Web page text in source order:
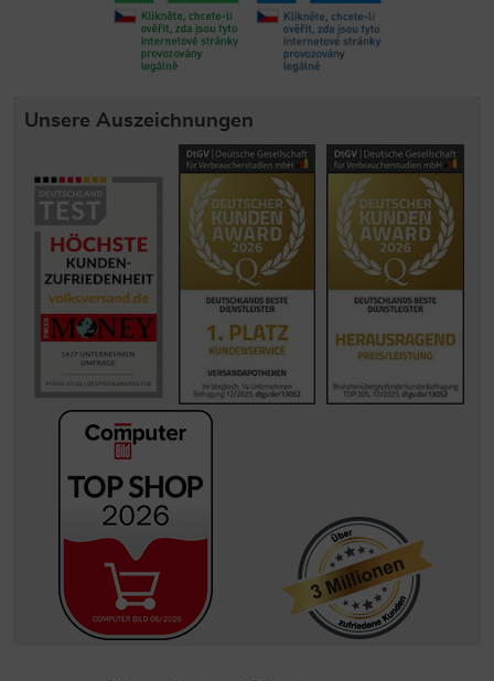
Unsere Auszeichnungen